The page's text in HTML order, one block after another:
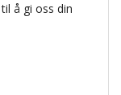
å gi oss din